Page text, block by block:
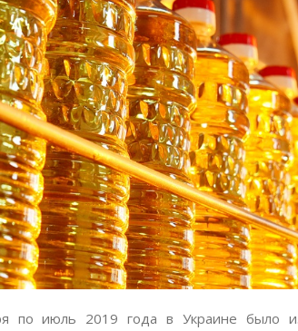
по июль 2019 года в Украине было